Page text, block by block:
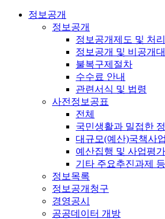
정보공개
정보공개
정보공개제도 및 처
정보공개 및 비공개
불복구제절차
수수료 안내
관련서식 및 법령
사전정보공표
전체
국민생활과 밀접한
대규모(예산)국책사
예산집행 및 사업평
기타 주요추진과제 등
정보목록
정보공개청구
경영공시
공공데이터 개방